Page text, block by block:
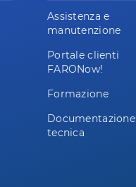
Assistenza e
manutenzione
Portale clienti
FARONow!
Formazione
Documentazione
tecnica